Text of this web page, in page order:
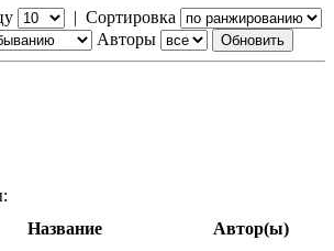
| Сортировка
Авторы
Название Автор(ы)